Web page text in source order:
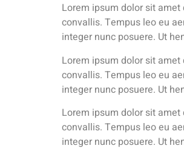
Lorem ipsum dolor sit
convallis. Tempus leo eu
integer nunc posuere. Ut
Lorem ipsum dolor sit
convallis. Tempus leo eu
integer nunc posuere. Ut
Lorem ipsum dolor sit
convallis. Tempus leo eu
integer nunc posuere. Ut